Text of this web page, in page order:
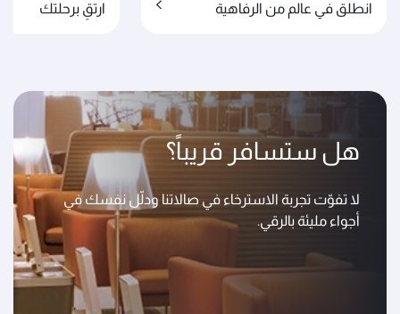
انطلق في عالم من الرفاهية ارتقِ برحلتك
هل ستسافر قريباً؟
لا تفوّت تجربة الاسترخاء في صالاتنا ودلّل نفسك في
أجواء مليئة بالرقي.